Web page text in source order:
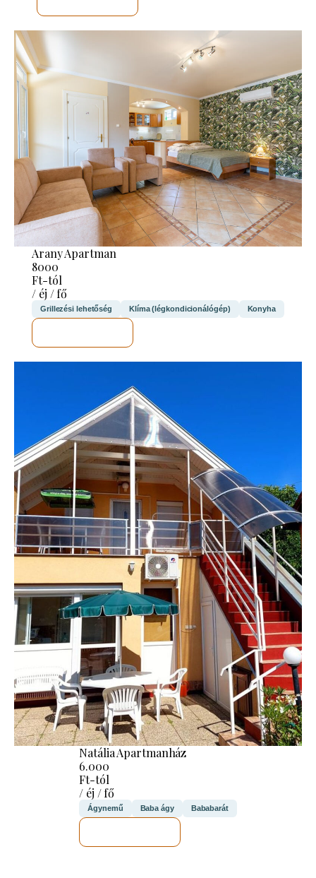
Arany Apartman
8000
Ft-tól
/ éj / fő
Grillezési lehetőség Klíma (légkondicionálógép) Konyha
Natália Apartmanház
6.000
Ft-tól
/ éj / fő
Ágynemű Baba ágy Bababarát